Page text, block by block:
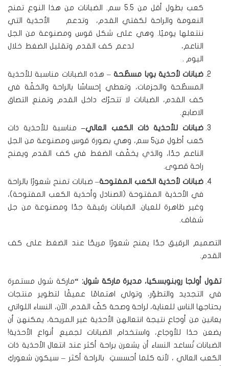
كعب بطول أقل من 5.5 سم. الضبانات من هذا النوع تمنح
النعومة والراحة لكفتي القدم، وتدعم الأحذية التي
ننتعلها يوميًا. وهي على شكل قوس ومصنوعة من الجل
الناعم، لدعم كف القدم وتقليل الضغط خلال
اليوم .
ضبانات لأحذية بوبا مسطّحة– هذه الضبانات مناسبة للأحذية
المسطّحة والجزمات، وتعطي إحساسًا بالراحة والخفّة في
كف القدم، الضبانات لا تتحرّك داخل القدم وتمنع التصاق
الاصابع.
ضبانات
للأحذية ذات الكعب العالي–مناسبة للأحذية ذات
كعب أطول من5 سم، وهي بصورة قوس ومصنوعة من الجل
الناعم جدًا، والذي يخفّف الضغط في كف القدم ويمنح
راحة قصوى.
ضبانات لأحذية الكعب المفتوحة– ضبانات تمنح شعورًا بالراحة
في الأحذية المفتوحة (الصنادل وأحذية الكعب المفتوحة)،
وغير ظاهرة للعيان. الضبانات رقيقة جدًا ومصنوعة من جل
شفاف.
التصميم الرقيق جدًا يمنح شعورًا مريحًا عند الضغط على كف
القدم.
تقول أولجا روبنوبسكيا، مديرة ماركة شول: “ماركة شول مستمرة
في التجديد والتطوّر، وتولي اهتمامًا عميقًا لتطوير منتجات
يحتاجها الناس للعناية، لراحة وصحة كفّ القدم. الآن، النساء اللواتي
يعانين من أوجاع نتيجة انتعالهن الأحذية غير المريحة، يمكنهن أن
يضعن حدَا للأوجاع، واستخدام الضبانات لجميع أنواع الأحذية!
الضبانات تُساعد النساء أن يشعرن براحة أكثر عند انتعال الأحذية ذات
الكعب العالي ، لأنه كلما أحسستِ بالراحة أكثر – سيكون شعوركِ